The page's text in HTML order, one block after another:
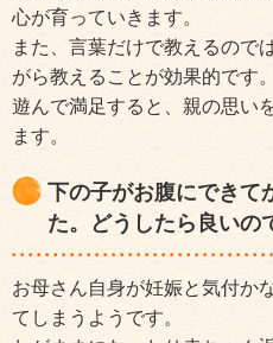
心が育っていきます。
また、言葉だけで教えるので
がら教えることが効果的です。
遊んで満足すると、親の思い
ます。
下の子がお腹にできて
た。どうしたら良いの
お母さん自身が妊娠と気付か
てしまうようです。